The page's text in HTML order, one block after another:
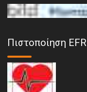
Πιστοποίηση EFR